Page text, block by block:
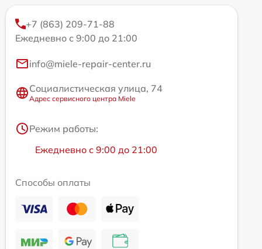
+7 (863) 209-71-88
Ежедневно с 9:00 до 21:00
info@miele-repair-center.ru
Социалистическая улица, 74
Адрес сервисного центра Miele
Режим работы:
Ежедневно с 9:00 до 21:00
Способы оплаты